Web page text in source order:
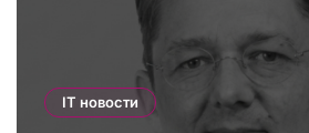
IT новости